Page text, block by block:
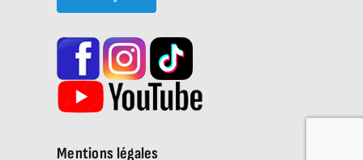
Mentions légales